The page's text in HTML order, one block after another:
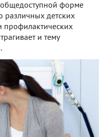
общедоступной форме
различных детских
профилактических
и тему